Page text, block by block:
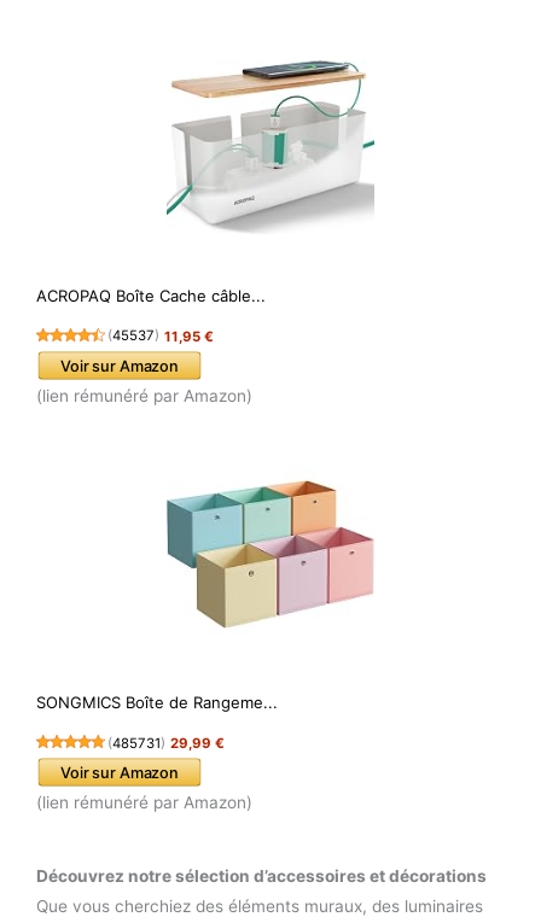
ACROPAQ Boîte Cache câble...
(45537) 11,95 €
Voir sur Amazon
(lien rémunéré par Amazon)
SONGMICS Boîte de Rangeme...
(485731) 29,99 €
Voir sur Amazon
(lien rémunéré par Amazon)
Découvrez notre sélection d’accessoires et décorations
Que vous cherchiez des éléments muraux, des luminaires